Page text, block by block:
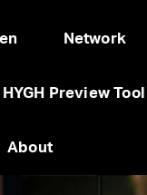
Network
HYGH Preview Tool
About